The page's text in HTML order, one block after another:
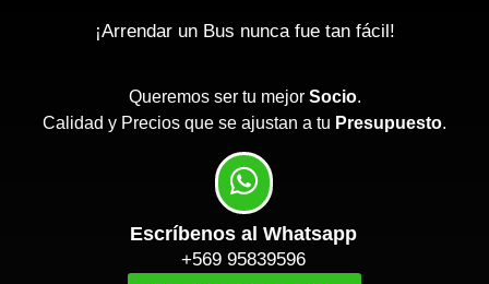
¡Arrendar un Bus nunca fue tan fácil!
Queremos ser tu mejor Socio.
Calidad y Precios que se ajustan a tu Presupuesto.
Escríbenos al Whatsapp
+569 95839596